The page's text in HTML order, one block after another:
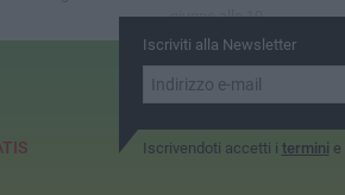
giugno alle 19
Iscriviti alla Newsletter
Iscrivendoti accetti i termini e